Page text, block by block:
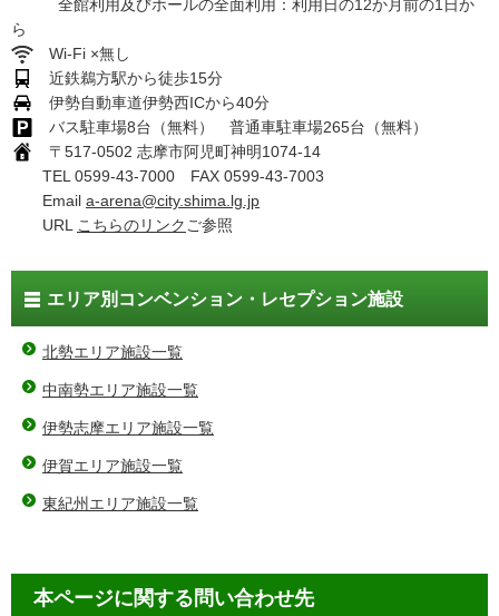
全館利用及びホールの全面利用：利用日の12か月前の1日か
ら
Wi-Fi ×無し
近鉄鵜方駅から徒歩15分
伊勢自動車道伊勢西ICから40分
バス駐車場8台（無料） 普通車駐車場265台（無料）
〒517-0502 志摩市阿児町神明1074-14
TEL 0599-43-7000 FAX 0599-43-7003
Email a-arena@city.shima.lg.jp
URL
こちらのリンク ご参照
エリア別コンベンション・レセプション施設
北勢エリア施設一覧
中南勢エリア施設一覧
伊勢志摩エリア施設一覧
伊賀エリア施設一覧
東紀州エリア施設一覧
本ページに関する問い合わせ先